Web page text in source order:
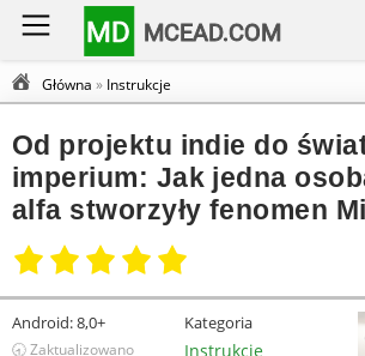
MD MCEAD.COM
Główna » Instrukcje
Od projektu indie do
imperium: Jak jedna
alfa stworzyły fenomen
Android:8,0+
🕣 Zaktualizowano
Kategoria
Instrukcje